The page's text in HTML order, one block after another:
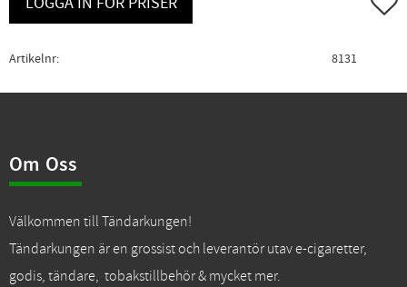
Artikelnr 8131
Om Oss
Välkommen till Tändarkungen!
Tändarkungen är en grossist och leverantör utav e-cigaretter,
godis, tändare, tobakstillbehör & mycket mer.